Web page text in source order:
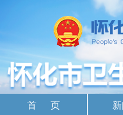
首 页